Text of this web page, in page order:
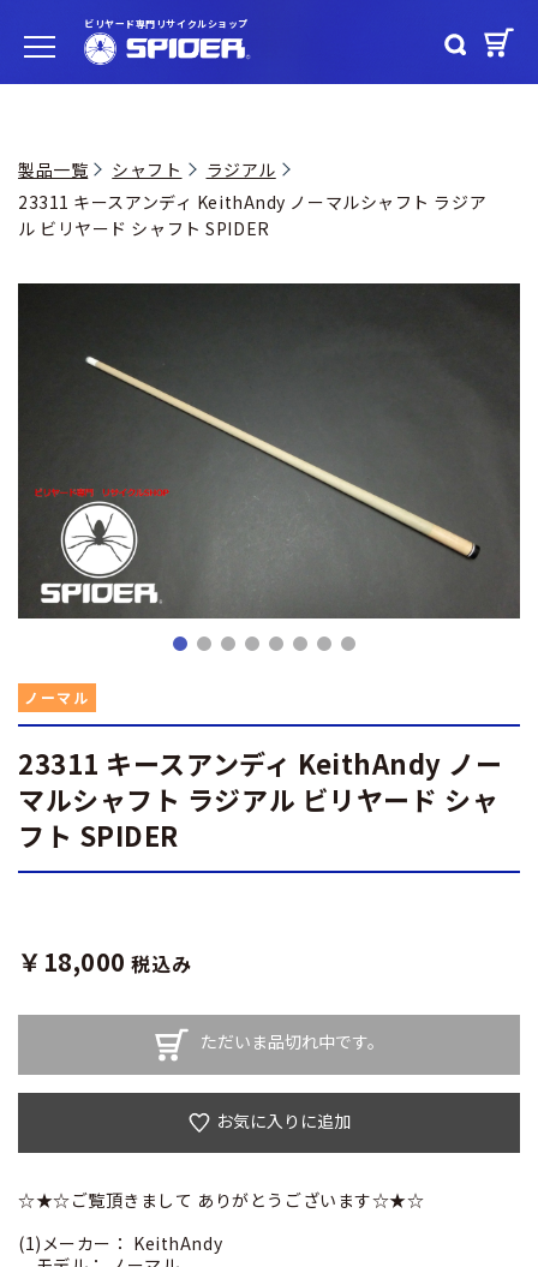
ビリヤード専門リサイクルショップ
製品一覧 シャフト
ラジアル
23311 キースアンディ KeithAndy ノーマルシャフト ラジア
ル ビリヤード シャフト SPIDER
ノーマル
23311 キースアンディ KeithAndy ノー
マルシャフト ラジアル ビリヤード シャ
フト SPIDER
￥18,000 税込み
ただいま品切れ中です。
お気に入りに追加
☆★☆ご覧頂きまして ありがとうございます☆★☆
(1)メーカー： KeithAndy